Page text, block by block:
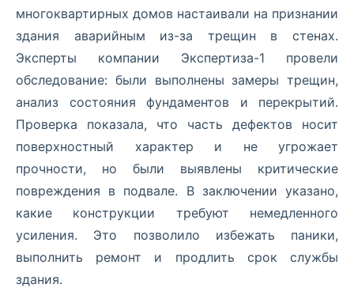
многоквартирных домов настаивали на признании
здания аварийным из-за трещин в стенах.
Эксперты компании Экспертиза-1 провели
обследование: были выполнены замеры трещин,
анализ состояния фундаментов и перекрытий.
Проверка показала, что часть дефектов носит
поверхностный характер и не угрожает
прочности, но были выявлены критические
повреждения в подвале. В заключении указано,
какие конструкции требуют немедленного
усиления. Это позволило избежать паники,
выполнить ремонт и продлить срок службы
здания.